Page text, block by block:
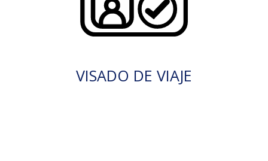
VISADO DE VIAJE